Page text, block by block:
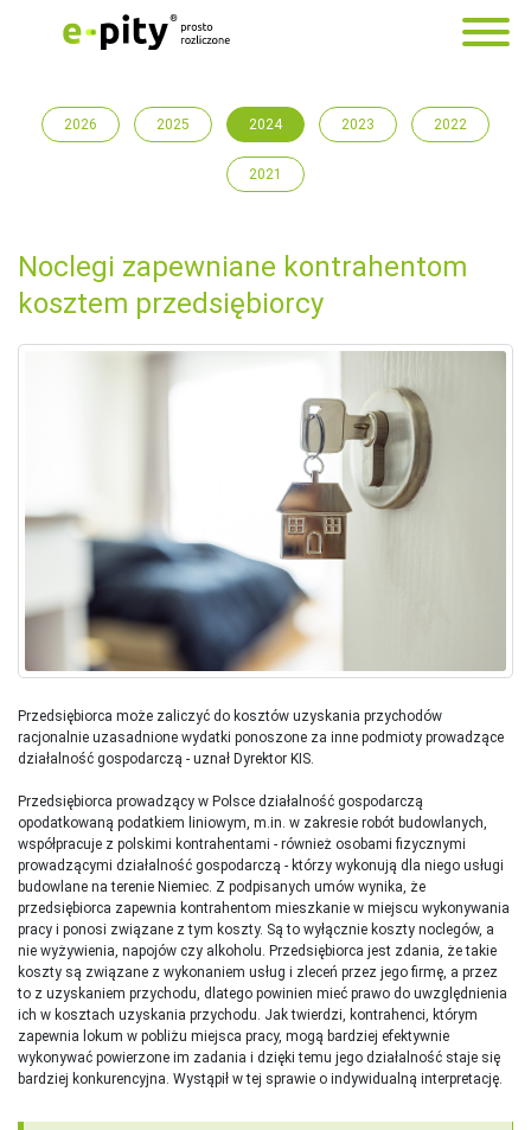
2026 2025 2024 2023 2022
2021
Noclegi zapewniane kontrahentom
kosztem przedsiębiorcy
Przedsiębiorca może zaliczyć do kosztów uzyskania przychodów
racjonalnie uzasadnione wydatki ponoszone za inne podmioty prowadzące
działalność gospodarczą - uznał Dyrektor KIS.
Przedsiębiorca prowadzący w Polsce działalność gospodarczą
opodatkowaną podatkiem liniowym, m.in. w zakresie robót budowlanych,
współpracuje z polskimi kontrahentami - również osobami fizycznymi
prowadzącymi działalność gospodarczą - którzy wykonują dla niego usługi
budowlane na terenie Niemiec. Z podpisanych umów wynika, że
przedsiębiorca zapewnia kontrahentom mieszkanie w miejscu wykonywania
pracy i ponosi związane z tym koszty. Są to wyłącznie koszty noclegów, a
nie wyżywienia, napojów czy alkoholu. Przedsiębiorca jest zdania, że takie
koszty są związane z wykonaniem usług i zleceń przez jego firmę, a przez
to z uzyskaniem przychodu, dlatego powinien mieć prawo do uwzględnienia
ich w kosztach uzyskania przychodu. Jak twierdzi, kontrahenci, którym
zapewnia lokum w pobliżu miejsca pracy, mogą bardziej efektywnie
wykonywać powierzone im zadania i dzięki temu jego działalność staje się
bardziej konkurencyjna. Wystąpił w tej sprawie o indywidualną interpretację.